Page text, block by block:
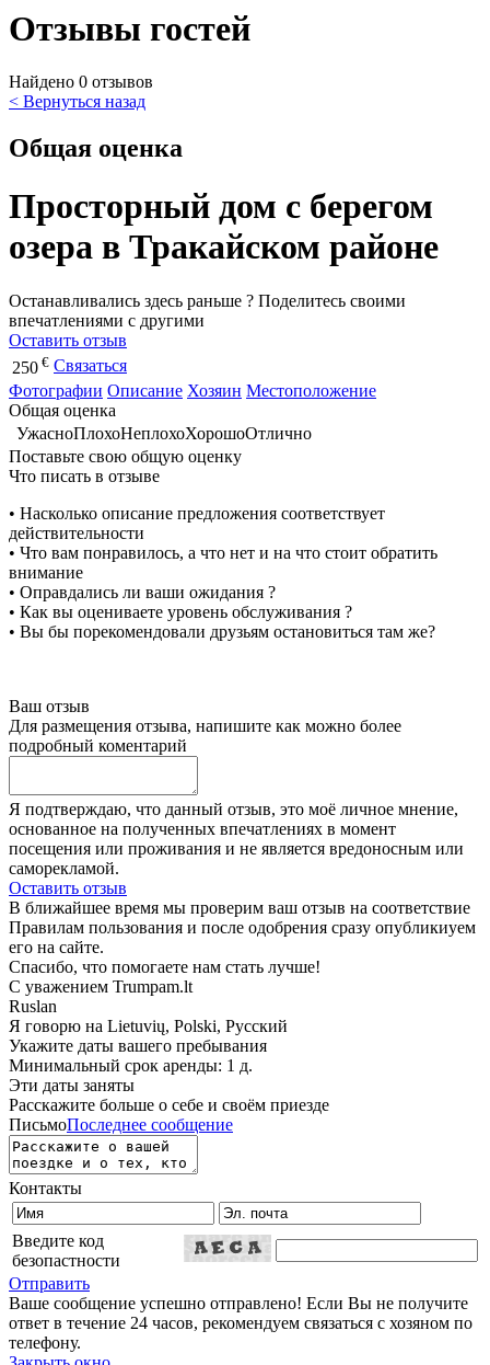
Отзывы гостей
Найдено 0 отзывов
< Вернуться назад
Общая оценка
Просторный дом с берегом
озера в Тракайском районе
Останавливались здесь раньше ? Поделитесь своими
впечатлениями с другими
Оставить отзыв
250 € Связаться
Фотографии Описание Хозяин Местоположение
Общая оценка
УжасноПлохоНеплохоХорошоОтлично
Поставьте свою общую оценку
Что писать в отзыве
• Насколько описание предложения соответствует
действительности
• Что вам понравилось, а что нет и на что стоит обратить
внимание
• Оправдались ли ваши ожидания ?
• Как вы оцениваете уровень обслуживания ?
• Вы бы порекомендовали друзьям остановиться там же?
Ваш отзыв
Для размещения отзыва, напишите как можно более
подробный коментарий
Я подтверждаю, что данный отзыв, это моё личное мнение,
основанное на полученных впечатлениях в момент
посещения или проживания и не является вредоносным или
саморекламой.
Оставить отзыв
В ближайшее время мы проверим ваш отзыв на соответствие
Правилам пользования и после одобрения сразу опубликиуем
его на сайте.
Спасибо, что помогаете нам стать лучше!
С уважением Trumpam.lt
Ruslan
Я говорю на Lietuvių, Polski, Русский
Укажите даты вашего пребывания
Минимальный срок аренды: 1 д.
Эти даты заняты
Расскажите больше о себе и своём приезде
ПисьмоПоследнее сообщение
Контакты
Введите код
безопастности
Отправить
Ваше сообщение успешно отправлено! Если Вы не получите
ответ в течение 24 часов, рекомендуем связаться с хозяном по
телефону.